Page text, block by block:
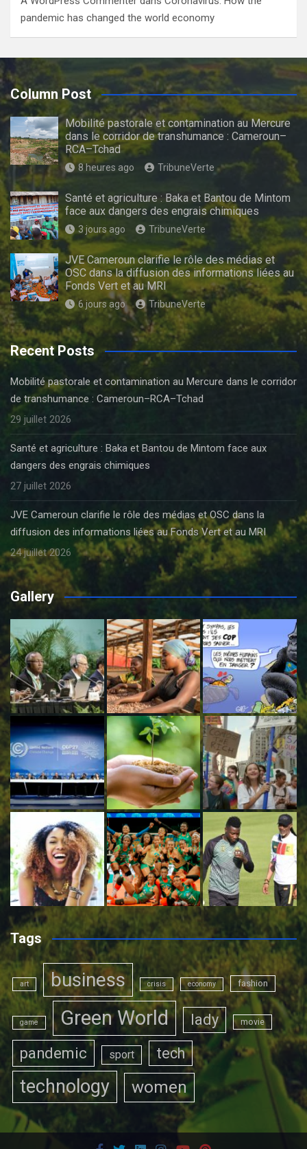
pandemic has changed the world economy
Column Post
Mobilité pastorale et contamination au Mercure
dans le corridor de transhumance : Cameroun–
RCA–Tchad
8 heures ago TribuneVerte
Santé et agriculture : Baka et Bantou de Mintom
face aux dangers des engrais chimiques
3 jours ago TribuneVerte
JVE Cameroun clarifie le rôle des médias et
OSC dans la diffusion des informations liées au
Fonds Vert et au MRI
6 jours ago TribuneVerte
Recent Posts
Mobilité pastorale et contamination au Mercure dans le corridor
de transhumance : Cameroun–RCA–Tchad
29 juillet 2026
Santé et agriculture : Baka et Bantou de Mintom face aux
dangers des engrais chimiques
27 juillet 2026
JVE Cameroun clarifie le rôle des médias et OSC dans la
diffusion des informations liées au Fonds Vert et au MRI
24 juillet 2026
Gallery
Tags
art business crisis economy fashion
game Green World lady movie
pandemic sport tech
technology women